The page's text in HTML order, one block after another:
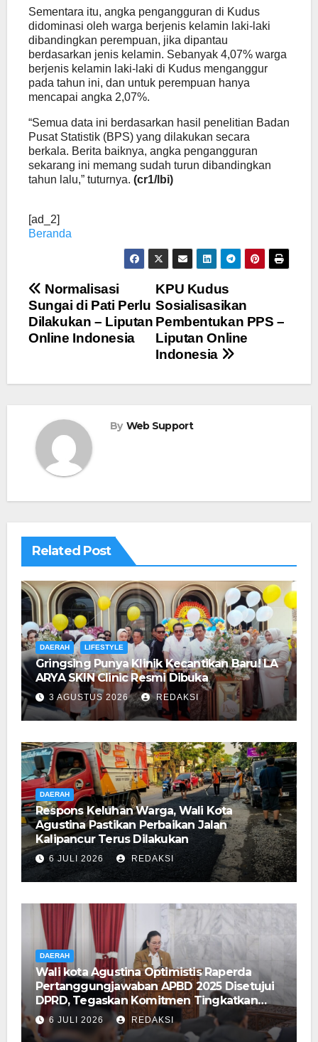
Sementara itu, angka pengangguran di Kudus
didominasi oleh warga berjenis kelamin laki-laki
dibandingkan perempuan, jika dipantau
berdasarkan jenis kelamin. Sebanyak 4,07% warga
berjenis kelamin laki-laki di Kudus menganggur
pada tahun ini, dan untuk perempuan hanya
mencapai angka 2,07%.
“Semua data ini berdasarkan hasil penelitian Badan
Pusat Statistik (BPS) yang dilakukan secara
berkala. Berita baiknya, angka pengangguran
sekarang ini memang sudah turun dibandingkan
tahun lalu,” tuturnya. (cr1/lbi)
[ad_2]
Beranda
Navigasi
pos
KPU Kudus
Sosialisasikan
Pembentukan PPS –
Liputan Online
Indonesia
Normalisasi
Sungai di Pati Perlu
Dilakukan – Liputan
Online Indonesia
By Web Support
Related Post
DAERAH LIFESTYLE
Gringsing Punya Klinik Kecantikan Baru! LA
ARYA SKIN Clinic Resmi Dibuka
3 AGUSTUS 2026 REDAKSI
DAERAH
Respons Keluhan Warga, Wali Kota
Agustina Pastikan Perbaikan Jalan
Kalipancur Terus Dilakukan
6 JULI 2026 REDAKSI
DAERAH
Wali kota Agustina Optimistis Raperda
Pertanggungjawaban APBD 2025 Disetujui
DPRD, Tegaskan Komitmen Tingkatkan
Tata Kelola Pemerintahan
6 JULI 2026 REDAKSI